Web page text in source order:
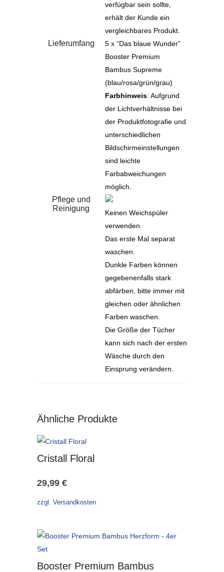
verfügbar sein sollte,
erhält der Kunde ein
vergleichbares Produkt.
Lieferumfang
5 x “Das blaue Wunder”
Booster Premium
Bambus Supreme
(blau/rosa/grün/grau)
Farbhinweis: Aufgrund
der Lichtverhältnisse bei
der Produktfotografie und
unterschiedlichen
Bildschirmeinstellungen
sind leichte
Farbabweichungen
möglich.
Pflege und
Reinigung
Keinen Weichspüler
verwenden.
Das erste Mal separat
waschen.
Dunkle Farben können
gegebenenfalls stark
abfärben, bitte immer mit
gleichen oder ähnlichen
Farben waschen.
Die Größe der Tücher
kann sich nach der ersten
Wäsche durch den
Einsprung verändern.
Ähnliche Produkte
Cristall Floral
29,99 €
zzgl. Versandkosten
Booster Premium Bambus